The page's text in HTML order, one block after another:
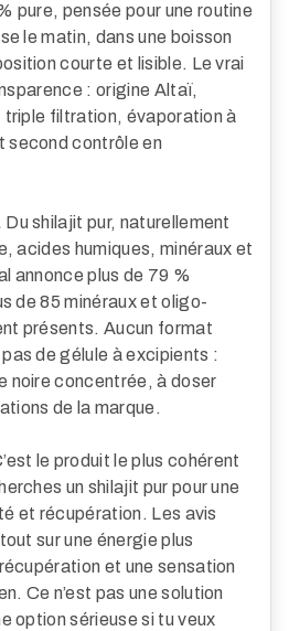
pure, pensée pour une routine
le matin, dans une boisson
courte et lisible. Le vrai
: origine Altaï,
filtration, évaporation à
second contrôle en
Du shilajit pur, naturellement
acides humiques, minéraux et
annonce plus de 79 %
de 85 minéraux et oligo-
présents. Aucun format
de gélule à excipients :
noire concentrée, à doser
de la marque.
le produit le plus cohérent
un shilajit pur pour une
et récupération. Les avis
sur une énergie plus
et une sensation
Ce n’est pas une solution
option sérieuse si tu veux